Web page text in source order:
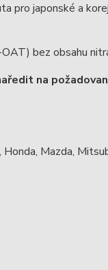
pro japonské a
bez obsahu
na
Mazda,